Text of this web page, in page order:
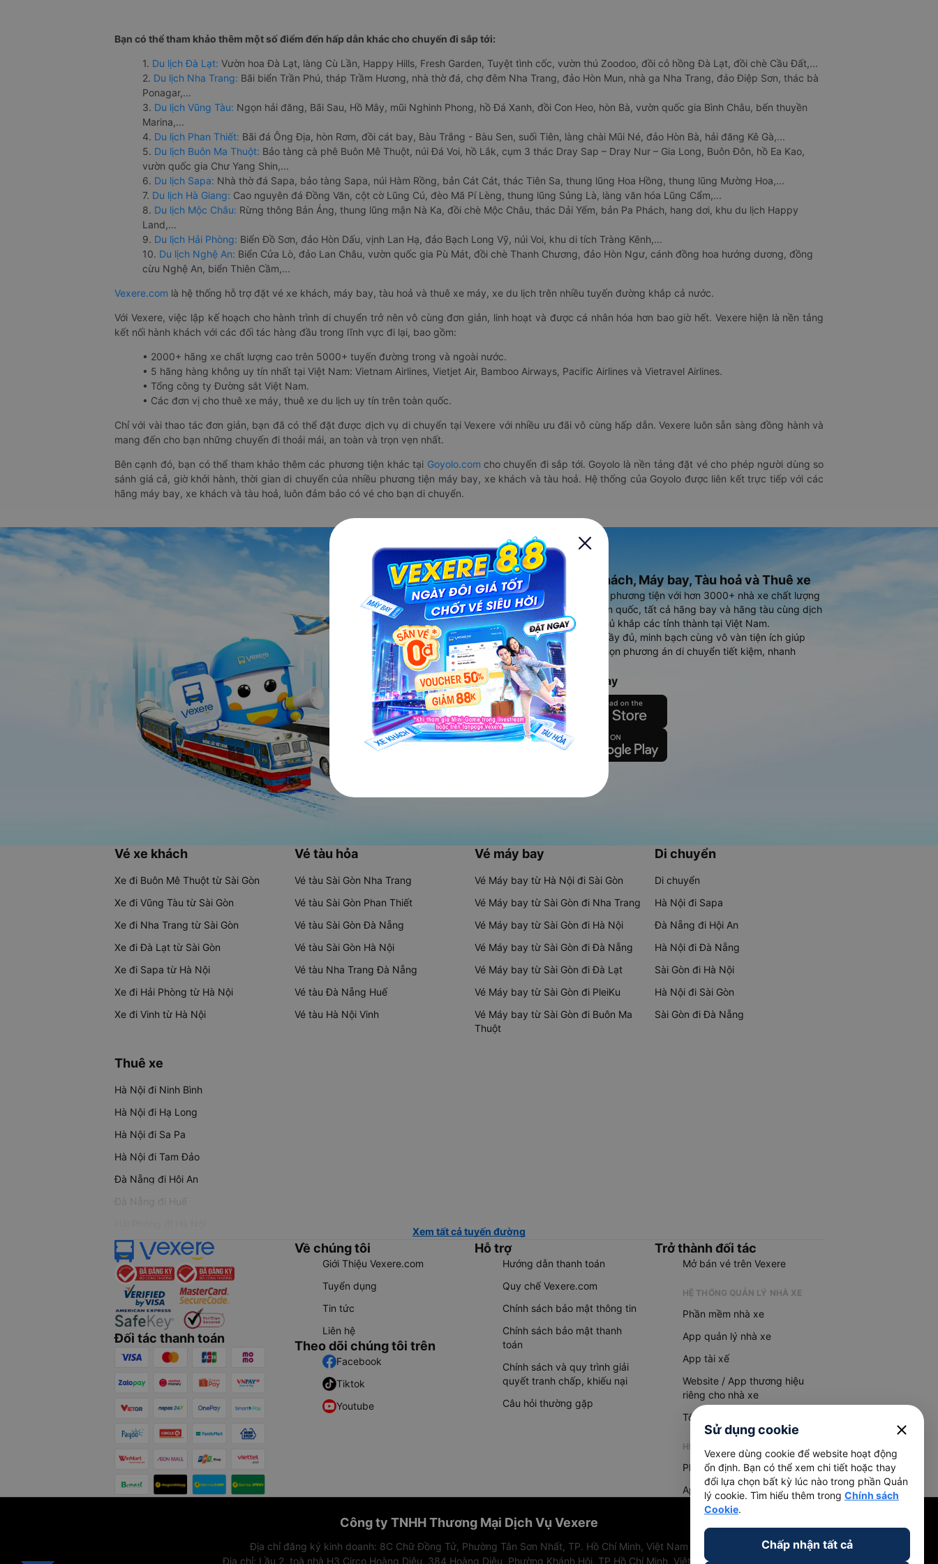
Bạn có thể tham khảo thêm một số điểm đến hấp dẫn khác cho chuyến đi sắp tới:
1. Du lịch Đà Lạt: Vườn hoa Đà Lạt, làng Cù Lần, Happy Hills, Fresh Garden, Tuyệt tình cốc, vườn thú Zoodoo, đồi cỏ hồng Đà Lạt, đồi chè Cầu Đất,...
2. Du lịch Nha Trang: Bãi biển Trần Phú, tháp Trầm Hương, nhà thờ đá, chợ đêm Nha Trang, đảo Hòn Mun, nhà ga Nha Trang, đảo Điệp Sơn, thác bà
Ponagar,...
3. Du lịch Vũng Tàu: Ngọn hải đăng, Bãi Sau, Hồ Mây, mũi Nghinh Phong, hồ Đá Xanh, đồi Con Heo, hòn Bà, vườn quốc gia Bình Châu, bến thuyền
Marina,...
4. Du lịch Phan Thiết: Bãi đá Ông Địa, hòn Rơm, đồi cát bay, Bàu Trắng - Bàu Sen, suối Tiên, làng chài Mũi Né, đảo Hòn Bà, hải đăng Kê Gà,...
5. Du lịch Buôn Ma Thuột: Bảo tàng cà phê Buôn Mê Thuột, núi Đá Voi, hồ Lắk, cụm 3 thác Dray Sap – Dray Nur – Gia Long, Buôn Đôn, hồ Ea Kao,
vườn quốc gia Chư Yang Shin,...
6. Du lịch Sapa: Nhà thờ đá Sapa, bảo tàng Sapa, núi Hàm Rồng, bản Cát Cát, thác Tiên Sa, thung lũng Hoa Hồng, thung lũng Mường Hoa,...
7. Du lịch Hà Giang: Cao nguyên đá Đồng Văn, cột cờ Lũng Cú, đèo Mã Pí Lèng, thung lũng Sủng Là, làng văn hóa Lũng Cẩm,...
8. Du lịch Mộc Châu: Rừng thông Bản Áng, thung lũng mận Nà Ka, đồi chè Mộc Châu, thác Dải Yếm, bản Pa Phách, hang dơi, khu du lịch Happy
Land,...
9. Du lịch Hải Phòng: Biển Đồ Sơn, đảo Hòn Dấu, vịnh Lan Hạ, đảo Bạch Long Vỹ, núi Voi, khu di tích Tràng Kênh,...
10. Du lịch Nghệ An: Biển Cửa Lò, đảo Lan Châu, vườn quốc gia Pù Mát, đồi chè Thanh Chương, đảo Hòn Ngư, cánh đồng hoa hướng dương, đồng
cừu Nghệ An, biển Thiên Cầm,...
Vexere.com là hệ thống hỗ trợ đặt vé xe khách, máy bay, tàu hoả và thuê xe máy, xe du lịch trên nhiều tuyến đường khắp cả nước.
Với Vexere, việc lập kế hoạch cho hành trình di chuyển trở nên vô cùng đơn giản, linh hoạt và được cá nhân hóa hơn bao giờ hết. Vexere hiện là nền tảng
kết nối hành khách với các đối tác hàng đầu trong lĩnh vực đi lại, bao gồm:
• 2000+ hãng xe chất lượng cao trên 5000+ tuyến đường trong và ngoài nước.
• 5 hãng hàng không uy tín nhất tại Việt Nam: Vietnam Airlines, Vietjet Air, Bamboo Airways, Pacific Airlines và Vietravel Airlines.
• Tổng công ty Đường sắt Việt Nam.
• Các đơn vị cho thuê xe máy, thuê xe du lịch uy tín trên toàn quốc.
Chỉ với vài thao tác đơn giản, bạn đã có thể đặt được dịch vụ di chuyển tại Vexere với nhiều ưu đãi vô cùng hấp dẫn. Vexere luôn sẵn sàng đồng hành và
mang đến cho bạn những chuyến đi thoải mái, an toàn và trọn vẹn nhất.
Bên cạnh đó, bạn có thể tham khảo thêm các phương tiện khác tại Goyolo.com cho chuyến đi sắp tới. Goyolo là nền tảng đặt vé cho phép người dùng so
sánh giá cả, giờ khởi hành, thời gian di chuyển của nhiều phương tiện máy bay, xe khách và tàu hoả. Hệ thống của Goyolo được liên kết trực tiếp với các
hãng máy bay, xe khách và tàu hoả, luôn đảm bảo có vé cho bạn di chuyển.
Ứng dụng đặt vé Xe khách, Máy bay, Tàu hoả và Thuê xe
Vexere - ứng dụng đặt vé đa phương tiện với hơn 3000+ nhà xe chất lượng
cao, 5000+ tuyến đường toàn quốc, tất cả hãng bay và hãng tàu cùng dịch
vụ thuê xe máy, xe du lịch phủ khắp các tỉnh thành tại Việt Nam.
Ứng dụng hiển thị thông tin đầy đủ, minh bạch cùng vô vàn tiện ích giúp
người dùng so sánh và lựa chọn phương án di chuyển tiết kiệm, nhanh
chóng và phù hợp nhất.
Tải ứng dụng Vexere ngay
Vé xe khách
Xe đi Buôn Mê Thuột từ Sài Gòn
Xe đi Vũng Tàu từ Sài Gòn
Xe đi Nha Trang từ Sài Gòn
Xe đi Đà Lạt từ Sài Gòn
Xe đi Sapa từ Hà Nội
Xe đi Hải Phòng từ Hà Nội
Xe đi Vinh từ Hà Nội
Vé tàu hỏa
Vé tàu Sài Gòn Nha Trang
Vé tàu Sài Gòn Phan Thiết
Vé tàu Sài Gòn Đà Nẵng
Vé tàu Sài Gòn Hà Nội
Vé tàu Nha Trang Đà Nẵng
Vé tàu Đà Nẵng Huế
Vé tàu Hà Nội Vinh
Vé máy bay
Vé Máy bay từ Hà Nội đi Sài Gòn
Vé Máy bay từ Sài Gòn đi Nha Trang
Vé Máy bay từ Sài Gòn đi Hà Nội
Vé Máy bay từ Sài Gòn đi Đà Nẵng
Vé Máy bay từ Sài Gòn đi Đà Lạt
Vé Máy bay từ Sài Gòn đi PleiKu
Vé Máy bay từ Sài Gòn đi Buôn Ma
Thuột
Di chuyển
Di chuyển
Hà Nội đi Sapa
Đà Nẵng đi Hội An
Hà Nội đi Đà Nẵng
Sài Gòn đi Hà Nội
Hà Nội đi Sài Gòn
Sài Gòn đi Đà Nẵng
Thuê xe
Hà Nội đi Ninh Bình
Hà Nội đi Hạ Long
Hà Nội đi Sa Pa
Hà Nội đi Tam Đảo
Đà Nẵng đi Hội An
Đà Nẵng đi Huế
Xem tất cả tuyến đường
Đối tác thanh toán
Về chúng tôi
Giới Thiệu Vexere.com
Tuyển dụng
Tin tức
Liên hệ
Theo dõi chúng tôi trên
Facebook
Tiktok
Youtube
Hỗ trợ
Hướng dẫn thanh toán
Quy chế Vexere.com
Chính sách bảo mật thông tin
Chính sách bảo mật thanh
toán
Chính sách và quy trình giải
quyết tranh chấp, khiếu nại
Câu hỏi thường gặp
Trở thành đối tác
Mở bán vé trên Vexere
HỆ THỐNG QUẢN LÝ NHÀ XE
Phần mềm nhà xe
App quản lý nhà xe
App tài xế
Website / App thương hiệu
riêng cho nhà xe
Tổng đài AI
HỆ THỐNG QUẢN LÝ HÀNG HOÁ
Phần mềm quản lý hàng hoá
App quản lý hàng hoá
Công ty TNHH Thương Mại Dịch Vụ Vexere
Địa chỉ đăng ký kinh doanh: 8C Chữ Đồng Tử, Phường Tân Sơn Nhất, TP. Hồ Chí Minh, Việt Nam
Địa chỉ: Lầu 2, toà nhà H3 Circo Hoàng Diệu, 384 Hoàng Diệu, Phường Khánh Hội, TP Hồ Chí Minh, Việt Nam
Sử dụng cookie close
Vexere dùng cookie để website hoạt động
ổn định. Bạn có thể xem chi tiết hoặc thay
đổi lựa chọn bất kỳ lúc nào trong phần Quản
lý cookie. Tìm hiểu thêm trong Chính sách
Cookie.
Chấp nhận tất cả